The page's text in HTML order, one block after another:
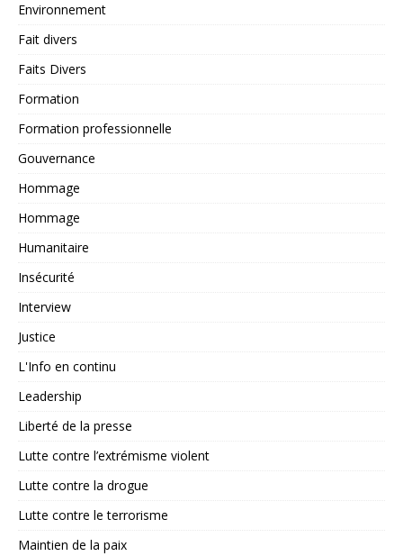
Environnement
Fait divers
Faits Divers
Formation
Formation professionnelle
Gouvernance
Hommage
Hommage
Humanitaire
Insécurité
Interview
Justice
L'Info en continu
Leadership
Liberté de la presse
Lutte contre l’extrémisme violent
Lutte contre la drogue
Lutte contre le terrorisme
Maintien de la paix